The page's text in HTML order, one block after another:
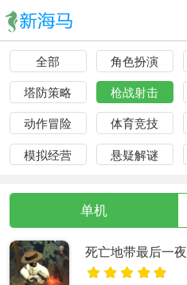
全部 角色扮演
塔防策略 枪战射击
动作冒险 体育竞技
模拟经营 悬疑解谜
单机
死亡地带最后一夜